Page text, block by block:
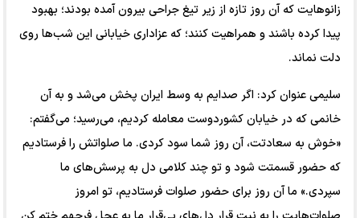
زانوهایت که آن روز تازه از زیر تیغ جراحی بیرون آمده بودند؛ بهبود
پیدا کرده باشند و همراهیت کنند؛ که عزاداری خیابانی این شب‌ها روی
دلت نماند.
سلیمی عنوان کرد: اگر صدایم به وسط ایران پخش می‌شد و به آن
خانمی که در خیابان کشوردوست معامله کردیم، می‌رسید؛ می‌گفتم:
«خوش به سعادتت، آن روز شما سود کردی. ما صلواتش را فرستادیم
که حضور قسمتت شود و تو چند کلامی دل به پرسش‌های ما
سپردی.» ما آن روز برای حضور صلوات فرستادیم، تو امروز